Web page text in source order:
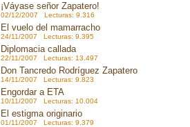
¡Váyase señor Zapatero!
02/12/2007 Lecturas: 9.316
El vuelo del mamarracho
24/11/2007 Lecturas: 9.395
Diplomacia callada
22/11/2007 Lecturas: 13.497
Don Tancredo Rodríguez Zapatero
14/11/2007 Lecturas: 9.823
Engordar a ETA
10/11/2007 Lecturas: 10.004
El estigma originario
01/11/2007 Lecturas: 9.379